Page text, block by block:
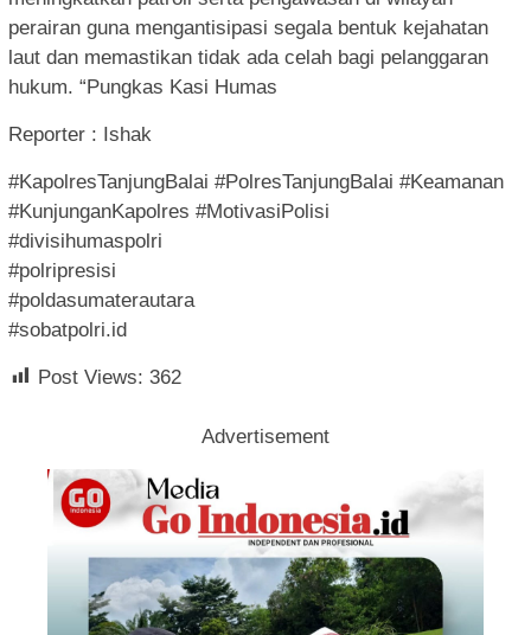
perairan guna mengantisipasi segala bentuk kejahatan
laut dan memastikan tidak ada celah bagi pelanggaran
hukum. “Pungkas Kasi Humas
Reporter : Ishak
#KapolresTanjungBalai #PolresTanjungBalai #Keamanan
#KunjunganKapolres #MotivasiPolisi
#divisihumaspolri
#polripresisi
#poldasumaterautara
#sobatpolri.id
Post Views: 362
Advertisement